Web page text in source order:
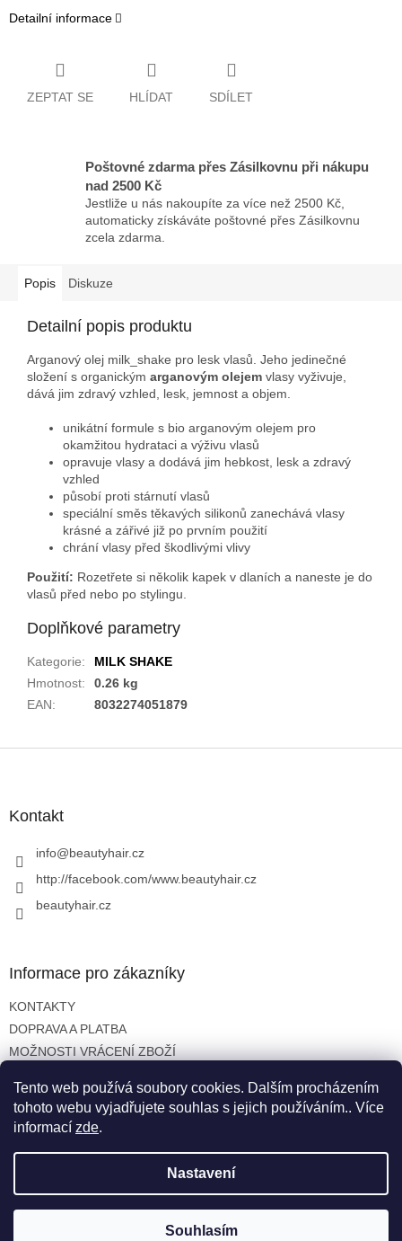
Tento web používá soubory cookies. Dalším procházením
tohoto webu vyjadřujete souhlas s jejich používáním.. Více
informací zde.
Nastavení
Souhlasím
Detailní informace
ZEPTAT SE HLÍDAT SDÍLET
Poštovné zdarma přes Zásilkovnu při nákupu
nad 2500 Kč
Jestliže u nás nakoupíte za více než 2500 Kč,
automaticky získáváte poštovné přes Zásilkovnu
zcela zdarma.
Popis Diskuze
Detailní popis produktu
Arganový olej milk_shake pro lesk vlasů. Jeho jedinečné
složení s organickým arganovým olejem vlasy vyživuje,
dává jim zdravý vzhled, lesk, jemnost a objem.
unikátní formule s bio arganovým olejem pro
okamžitou hydrataci a výživu vlasů
opravuje vlasy a dodává jim hebkost, lesk a zdravý
vzhled
působí proti stárnutí vlasů
speciální směs těkavých silikonů zanechává vlasy
krásné a zářivé již po prvním použití
chrání vlasy před škodlivými vlivy
Použití: Rozetřete si několik kapek v dlaních a naneste je do
vlasů před nebo po stylingu.
Doplňkové parametry
Kategorie:
MILK SHAKE
Hmotnost:
0.26 kg
EAN: 8032274051879
Kontakt
info@beautyhair.cz
http://facebook.com/www.beautyhair.cz
beautyhair.cz
Informace pro zákazníky
KONTAKTY
DOPRAVA A PLATBA
MOŽNOSTI VRÁCENÍ ZBOŽÍ
OCHRANA OSOBNÍCH ÚDAJŮ
Vytvořil Shoptet
beautyhair.cz. Všechna práva vyhrazena.